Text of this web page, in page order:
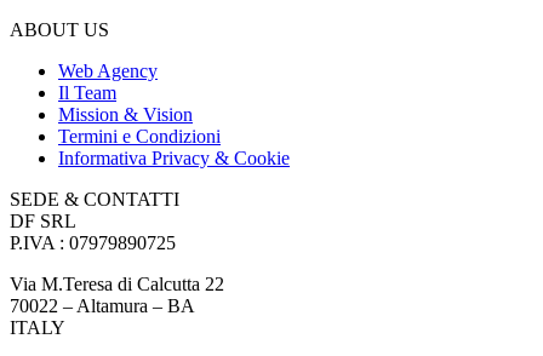
ABOUT US
Web Agency
Il Team
Mission & Vision
Termini e Condizioni
Informativa Privacy & Cookie
SEDE & CONTATTI
DF SRL
P.IVA : 07979890725
Via M.Teresa di Calcutta 22
70022 – Altamura – BA
ITALY